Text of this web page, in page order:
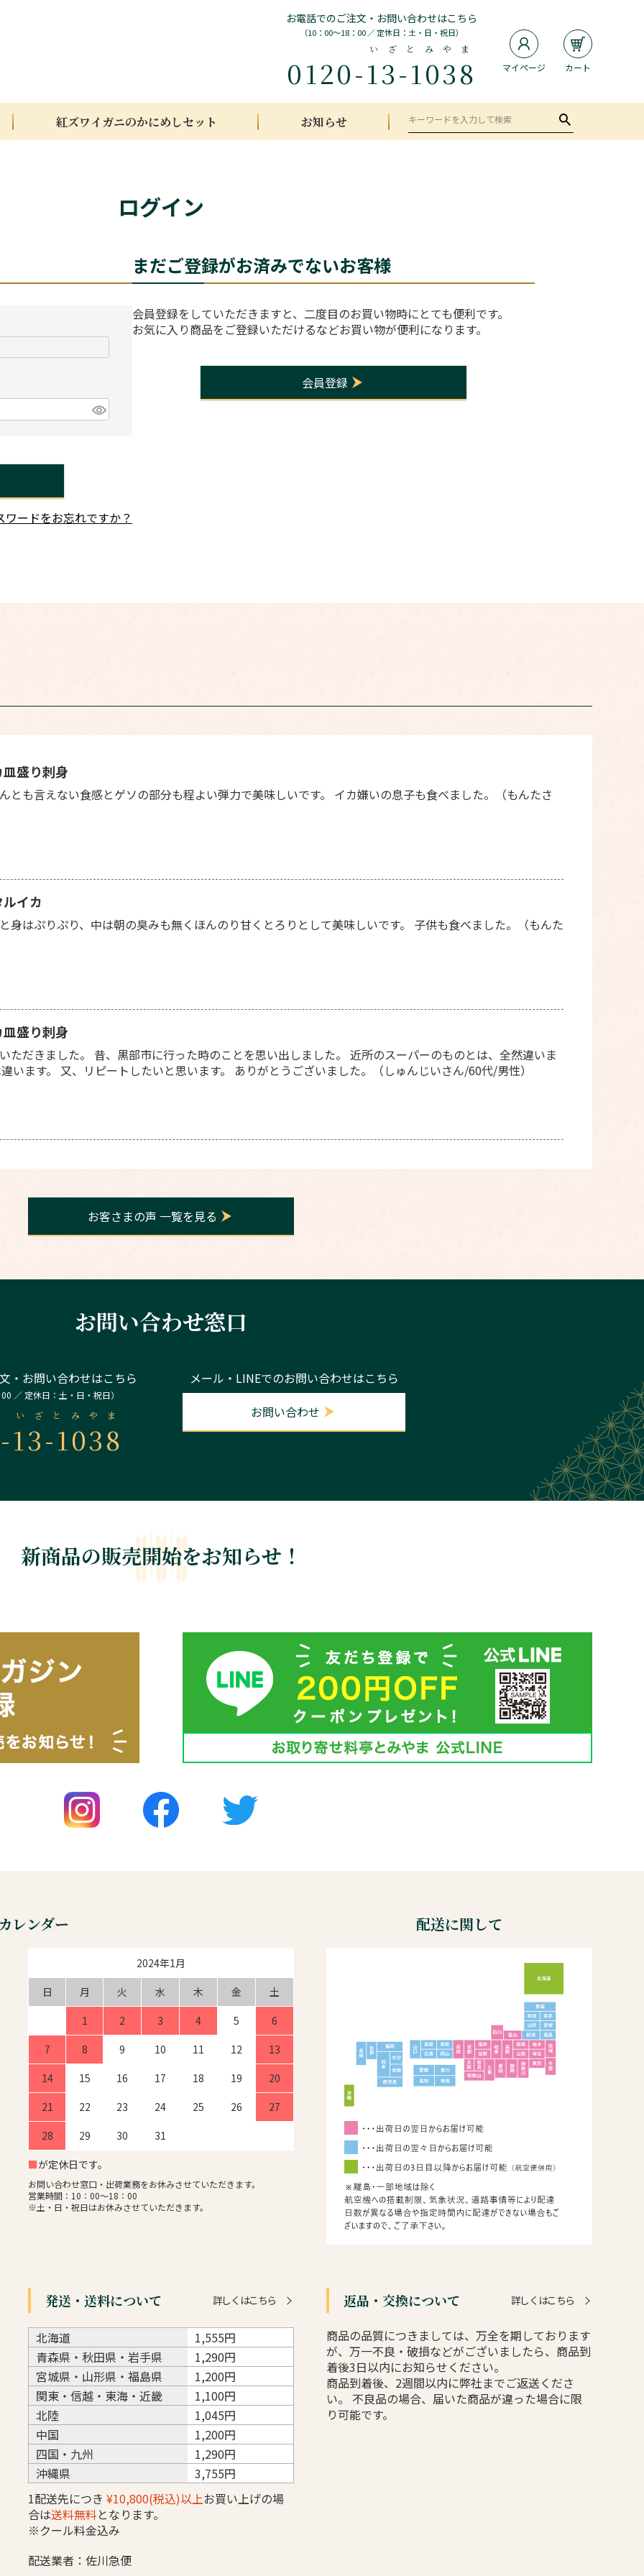
お電話でのご注文・お問い合わせはこちら
（10：00～18：00 ／ 定休日：土・日・祝日）
0120-13-1038
いざとみやま
マイページ
カート
紅ズワイガニのかにめしセット お知らせ
ログイン
ワードをお忘れですか？
まだご登録がお済みでないお客様
会員登録をしていただきますと、二度目のお買い物時にとても便利です。
お気に入り商品をご登録いただけるなどお買い物が便利になります。
会員登録
盛り刺身
とも言えない食感とゲソの部分も程よい弾力で美味しいです。 イカ嫌いの息子も食べました。（もんたさ
イカ
身はぷりぷり、中は朝の臭みも無くほんのり甘くとろりとして美味しいです。 子供も食べました。（もんた
盛り刺身
ただきました。 昔、黒部市に行った時のことを思い出しました。 近所のスーパーのものとは、全然違いま
います。 又、リピートしたいと思います。 ありがとうございました。（しゅんじいさん/60代/男性）
お客さまの声 一覧を見る
お問い合わせ窓口
・お問い合わせはこちら
／ 定休日：土・日・祝日）
13-1038
いざとみやま
メール・LINEでのお問い合わせはこちら
お問い合わせ
新商品の販売開始をお知らせ！
レンダー
2024年1月
日
月 火 水 木 金
土
1
2 3 4 5
6
7
8 9 10 11 12
13
14
15 16 17 18 19
20
21
22 23 24 25 26
27
28
29 30
31
■が定休日です。
お問い合わせ窓口・出荷業務をお休みさせていただきます。
営業時間：10：00～18：00
※土・日・祝日はお休みさせていただきます。
配送に関して
発送・送料について 詳しくはこちら
北海道
1,555円
青森県・秋田県・岩手県
1,290円
宮城県・山形県・福島県
1,200円
関東・信越・東海・近畿
1,100円
北陸
1,045円
中国
1,200円
四国・九州
1,290円
沖縄県
3,755円
1配送先につき ¥10,800(税込)以上お買い上げの場
合は送料無料となります。
※クール料金込み
配送業者：佐川急便
返品・交換について 詳しくはこちら
商品の品質につきましては、万全を期しております
が、万一不良・破損などがございましたら、商品到
着後3日以内にお知らせください。
商品到着後、2週間以内に弊社までご返送くださ
い。 不良品の場合、届いた商品が違った場合に限
り可能です。